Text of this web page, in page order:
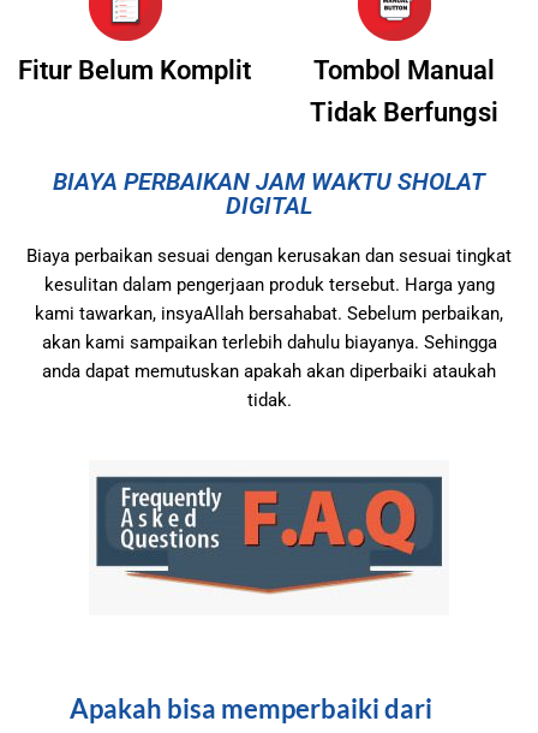
Fitur Belum Komplit
Tombol Manual
Tidak Berfungsi
BIAYA PERBAIKAN JAM WAKTU SHOLAT
DIGITAL
Biaya perbaikan sesuai dengan kerusakan dan sesuai tingkat
kesulitan dalam pengerjaan produk tersebut. Harga yang
kami tawarkan, insyaAllah bersahabat. Sebelum perbaikan,
akan kami sampaikan terlebih dahulu biayanya. Sehingga
anda dapat memutuskan apakah akan diperbaiki ataukah
tidak.
Apakah bisa memperbaiki dari